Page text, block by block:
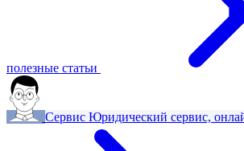
полезные статьи
Сервис Юридический сервис,